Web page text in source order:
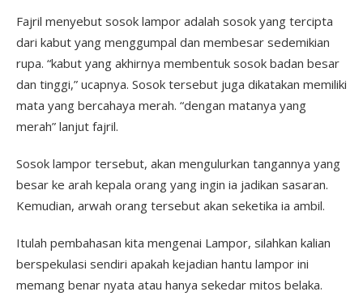
Fajril menyebut sosok lampor adalah sosok yang tercipta
dari kabut yang menggumpal dan membesar sedemikian
rupa. “kabut yang akhirnya membentuk sosok badan besar
dan tinggi,” ucapnya. Sosok tersebut juga dikatakan memiliki
mata yang bercahaya merah. “dengan matanya yang
merah” lanjut fajril.
Sosok lampor tersebut, akan mengulurkan tangannya yang
besar ke arah kepala orang yang ingin ia jadikan sasaran.
Kemudian, arwah orang tersebut akan seketika ia ambil.
Itulah pembahasan kita mengenai Lampor, silahkan kalian
berspekulasi sendiri apakah kejadian hantu lampor ini
memang benar nyata atau hanya sekedar mitos belaka.